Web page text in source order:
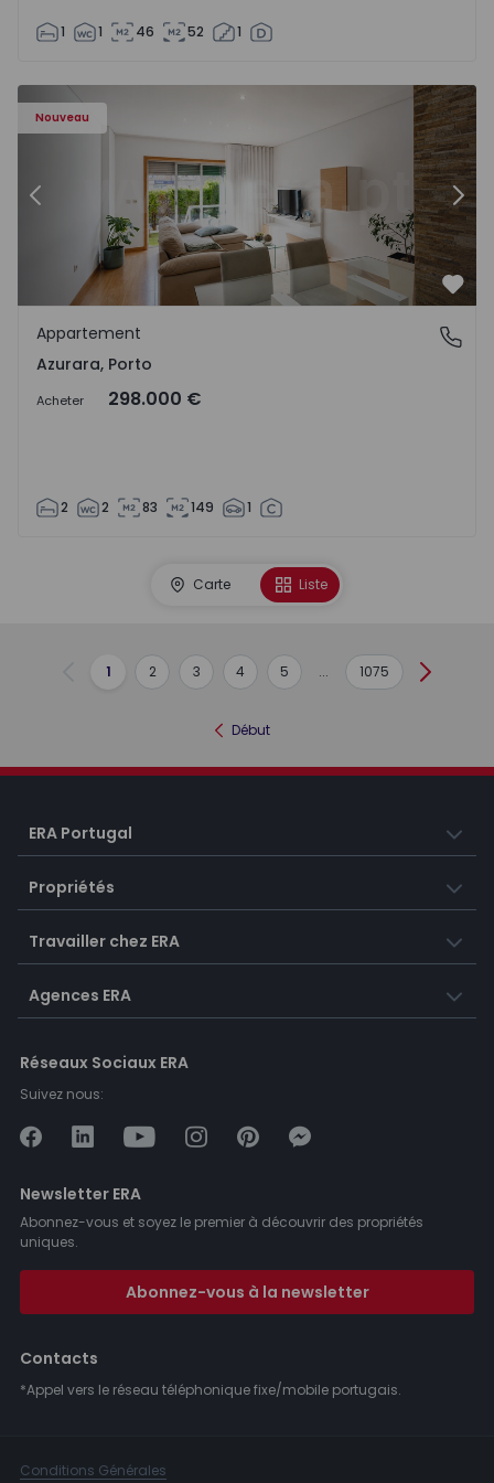
1 1 46 52 1
Nouveau
Appartement T2 Vila do Conde, Azurara - 1575755 - 3
Précédent
Azurara, Porto
Appartement
Azurara, Porto
Acheter 298.000 €
2 2 83 149 1
Carte Liste
Précédent
1 2 3 4 5 ... 1075 Suivant
Début
ERA Portugal
Propriétés
Travailler chez ERA
Agences ERA
Réseaux Sociaux ERA
Suivez nous:
Newsletter ERA
Abonnez-vous et soyez le premier à découvrir des propriétés
uniques.
Abonnez-vous à la newsletter
Contacts
*Appel vers le réseau téléphonique fixe/mobile portugais.
Conditions Générales